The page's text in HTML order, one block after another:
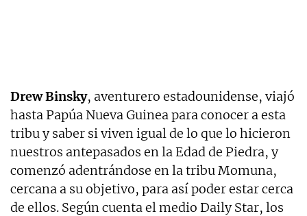
Drew Binsky, aventurero estadounidense, viajó
hasta Papúa Nueva Guinea para conocer a esta
tribu y saber si viven igual de lo que lo hicieron
nuestros antepasados en la Edad de Piedra, y
comenzó adentrándose en la tribu Momuna,
cercana a su objetivo, para así poder estar cerca
de ellos. Según cuenta el medio Daily Star, los